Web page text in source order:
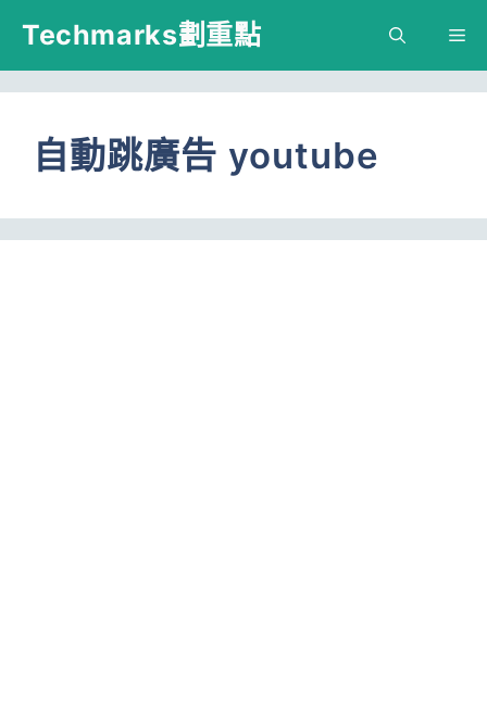
跳
主
容
Techmarks劃重點
自動跳廣告 youtube